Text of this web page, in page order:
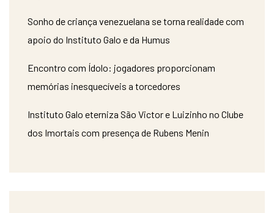
Sonho de criança venezuelana se torna realidade com
apoio do Instituto Galo e da Humus
Encontro com Ídolo: jogadores proporcionam
memórias inesquecíveis a torcedores
Instituto Galo eterniza São Victor e Luizinho no Clube
dos Imortais com presença de Rubens Menin